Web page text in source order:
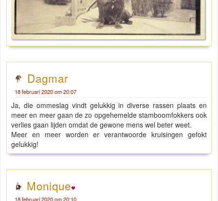
Dagmar
18 februari 2020 om 20:07
Ja, die ommeslag vindt gelukkig in diverse rassen plaats en
meer en meer gaan de zo opgehemelde stamboomfokkers ook
verlies gaan lijden omdat de gewone mens wel beter weet.
Meer en meer worden er verantwoorde kruisingen gefokt
gelukkig!
Monique
18 februari 2020 om 20:10